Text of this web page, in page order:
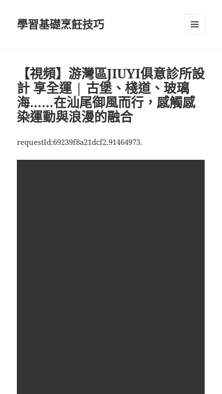
學習基礎烹飪技巧
【視頻】游灣區JIUYI俱意診所設
計 享全運 | 古堡、棧道、玻璃
海……在汕尾御風而行，感觸感
染運動與浪漫的融合
requestId:69239f8a21dcf2.91464973.